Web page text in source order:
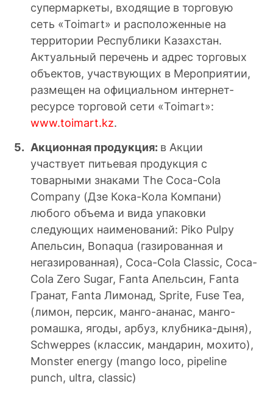
супермаркеты, входящие в торговую
сеть «Toimart» и расположенные на
территории Республики Казахстан.
Актуальный перечень и адрес торговых
объектов, участвующих в Мероприятии,
размещен на официальном интернет-
ресурсе торговой сети «Toimart»:
www.toimart.kz.
Акционная продукция: в Акции
участвует питьевая продукция c
товарными знаками The Coca-Cola
Company (Дзе Кока-Кола Компани)
любого объема и вида упаковки
следующих наименований: Piko Pulpy
Апельсин, Bonaqua (газированная и
негазированная), Coca-Cola Classic, Coca-
Cola Zero Sugar, Fanta Апельсин, Fanta
Гранат, Fanta Лимонад, Sprite, Fuse Tea,
(лимон, персик, манго-ананас, манго-
ромашка, ягоды, арбуз, клубника-дыня),
Schweppes (классик, мандарин, мохито),
Monster energy (mango loco, pipeline
punch, ultra, сlassic)